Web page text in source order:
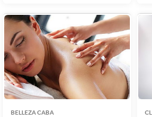
BELLEZA CABA